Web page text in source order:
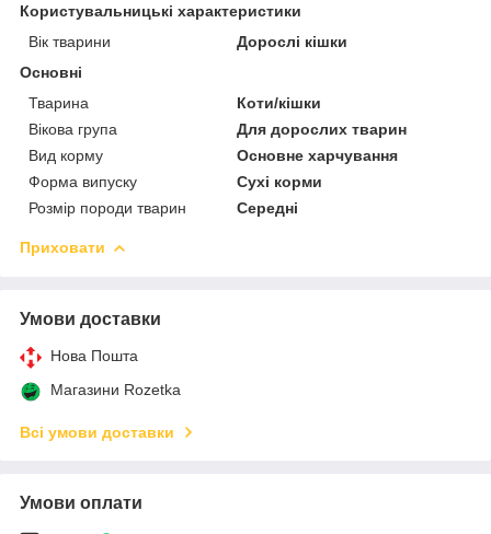
Користувальницькі характеристики
Вік тварини
Дорослі кішки
Основні
Тварина
Коти/кішки
Вікова група
Для дорослих тварин
Вид корму
Основне харчування
Форма випуску
Сухі корми
Розмір породи тварин
Середні
Приховати
Умови доставки
Нова Пошта
Магазини Rozetka
Всі умови доставки
Умови оплати